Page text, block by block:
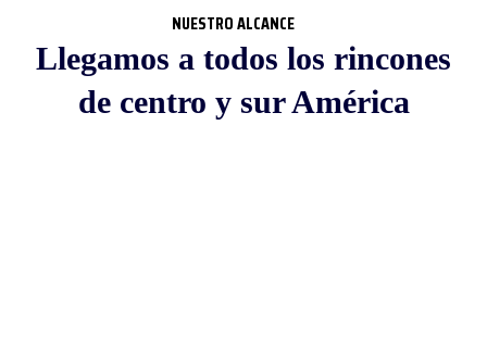
NUESTRO ALCANCE
Llegamos a todos los rincones
de centro y sur América